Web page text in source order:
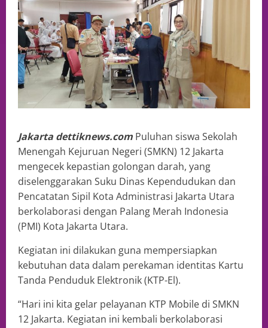
Jakarta dettiknews.com Puluhan siswa Sekolah
Menengah Kejuruan Negeri (SMKN) 12 Jakarta
mengecek kepastian golongan darah, yang
diselenggarakan Suku Dinas Kependudukan dan
Pencatatan Sipil Kota Administrasi Jakarta Utara
berkolaborasi dengan Palang Merah Indonesia
(PMI) Kota Jakarta Utara.
Kegiatan ini dilakukan guna mempersiapkan
kebutuhan data dalam perekaman identitas Kartu
Tanda Penduduk Elektronik (KTP-El).
“Hari ini kita gelar pelayanan KTP Mobile di SMKN
12 Jakarta. Kegiatan ini kembali berkolaborasi